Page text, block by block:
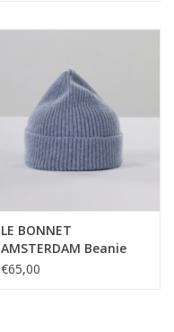
LE BONNET
AMSTERDAM Beanie
Washed Denim
€65,00